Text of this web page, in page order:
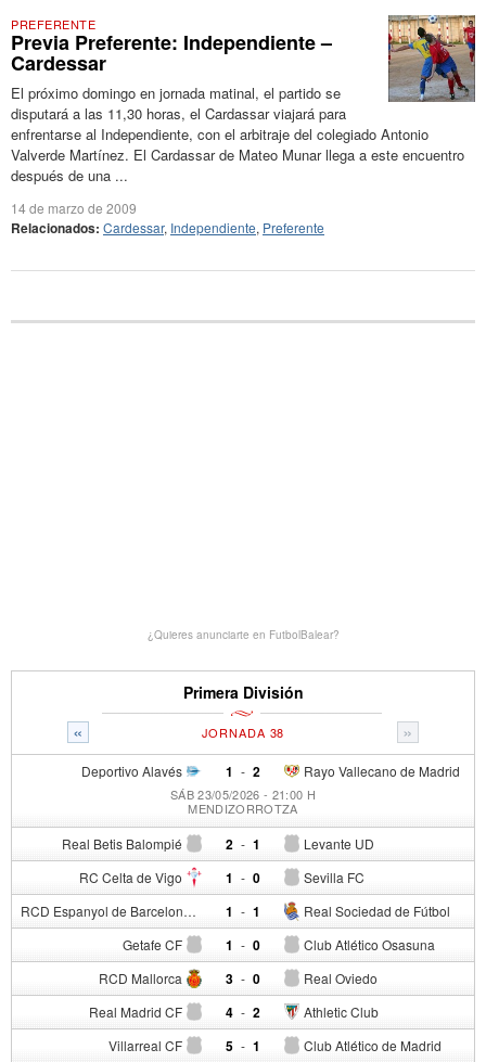
PREFERENTE
Previa Preferente: Independiente –
Cardessar
El próximo domingo en jornada matinal, el partido se
disputará a las 11,30 horas, el Cardassar viajará para
enfrentarse al Independiente, con el arbitraje del colegiado Antonio
Valverde Martínez. El Cardassar de Mateo Munar llega a este encuentro
después de una ...
14 de marzo de 2009
Relacionados: Cardessar, Independiente, Preferente
¿Quieres anunciarte en FutbolBalear?
Primera División
« »
JORNADA 38
Deportivo Alavés 1 - Rayo Vallecano de Madrid
2
SÁB 23/05/2026 - 21:00 H
MENDIZORROTZA
Real Betis Balompié 2 - Levante UD
1
RC Celta de Vigo 1 - Sevilla FC
0
RCD Espanyol de Barcelona 1 - Real Sociedad de Fútbol
1
Getafe CF 1 - Club Atlético Osasuna
0
RCD Mallorca 3 - Real Oviedo
0
Real Madrid CF 4 - Athletic Club
2
Villarreal CF 5 - Club Atlético de Madrid
1